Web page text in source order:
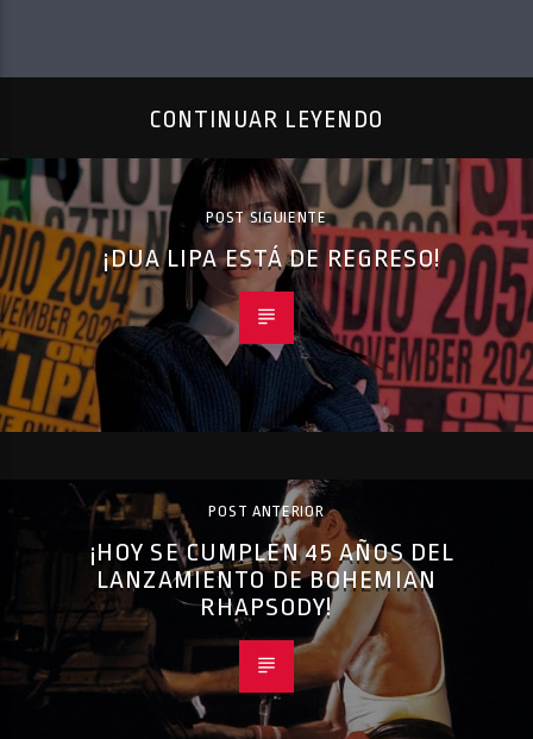
CONTINUAR LEYENDO
POST SIGUIENTE
¡DUA LIPA ESTÁ DE REGRESO!
POST ANTERIOR
¡HOY SE CUMPLEN 45 AÑOS DEL
LANZAMIENTO DE BOHEMIAN
RHAPSODY!